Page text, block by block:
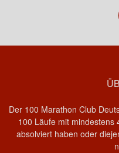
Der 100 Marathon Club
100 Läufe mit
absolviert haben oder